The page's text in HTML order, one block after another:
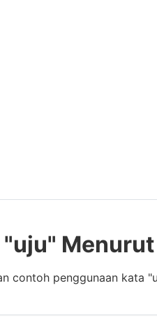
Menurut
contoh penggunaan kata